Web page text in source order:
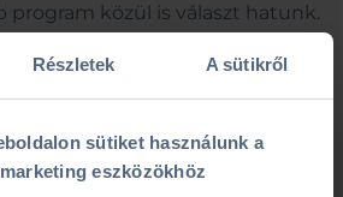
Részletek A sütikről
sütiket használunk a
eszközökhöz
program közül is választ hatunk.
másik kis folyót vagy
egy kerékpáros programot is